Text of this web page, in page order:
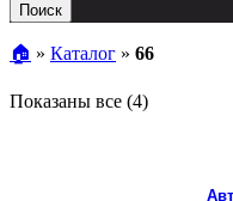
Поиск
🏠︎ » Каталог » 66
Показаны все (4)Цены: